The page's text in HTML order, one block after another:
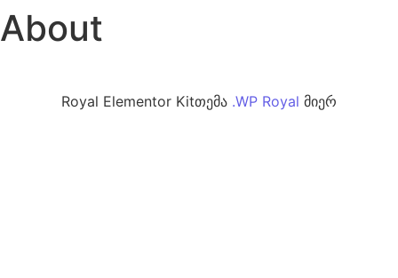
About
Royal Elementor Kitთემა .WP Royal მიერ